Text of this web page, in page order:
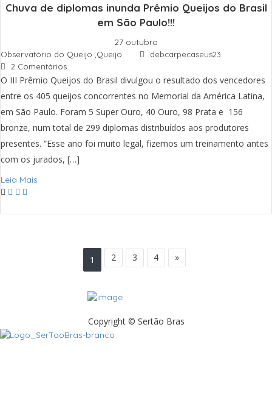
Chuva de diplomas inunda Prêmio Queijos do Brasil
em São Paulo!!!
27 outubro
Observatório do Queijo ,Queijo
debcarpecaseus23
2 Comentários
O III Prêmio Queijos do Brasil divulgou o resultado dos vencedores
entre os 405 queijos concorrentes no Memorial da América Latina,
em São Paulo. Foram 5 Super Ouro, 40 Ouro, 98 Prata e 156
bronze, num total de 299 diplomas distribuídos aos produtores
presentes. “Esse ano foi muito legal, fizemos um treinamento antes
com os jurados, […]
Leia Mais
1 2 3 4 »
Copyright © Sertão Bras